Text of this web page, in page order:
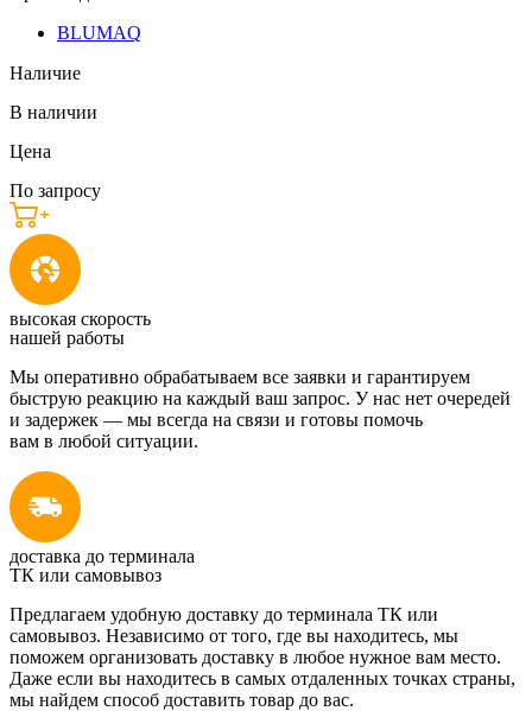
BLUMAQ
Наличие
В наличии
Цена
По запросу
высокая скорость
нашей работы
Мы оперативно обрабатываем все заявки и гарантируем
быструю реакцию на каждый ваш запрос. У нас нет очередей
и задержек — мы всегда на связи и готовы помочь
вам в любой ситуации.
доставка до терминала
ТК или самовывоз
Предлагаем удобную доставку до терминала ТК или
самовывоз. Независимо от того, где вы находитесь, мы
поможем организовать доставку в любое нужное вам место.
Даже если вы находитесь в самых отдаленных точках страны,
мы найдем способ доставить товар до вас.